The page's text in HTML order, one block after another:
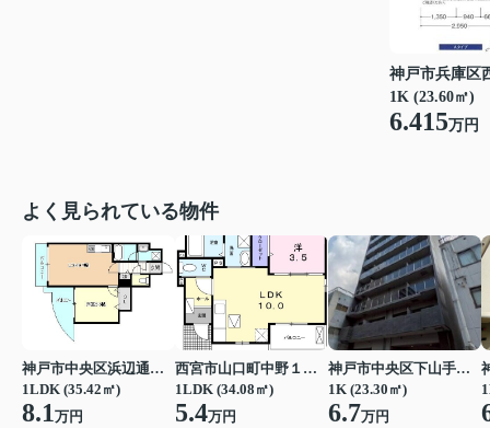
神戸市兵庫区
1K (23.60㎡)
6.415万円
よく見られている物件
神戸市中央区浜辺通３丁目
1LDK (35.42㎡)
8.1万円
西宮市山口町中野１丁目
1LDK (34.08㎡)
5.4万円
神戸市中央区下山手通７丁目
1K (23.30㎡)
6.7万円